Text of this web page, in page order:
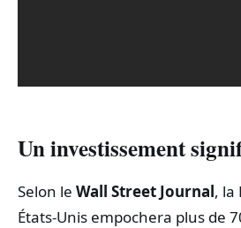
Un investissement
Selon le Wall Street Journal, la
États-Unis empochera plus de